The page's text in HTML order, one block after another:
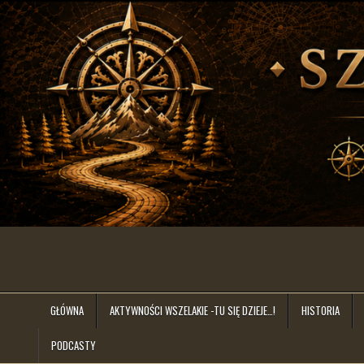
Skip
content
GŁÓWNA AKTYWNOŚCI WSZELAKIE -TU SIĘ DZIEJE…! HISTORIA
PODCASTY